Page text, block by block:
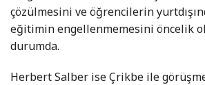
çözülmesini ve öğrencilerin
eğitimin engellenmemesini öncelik
durumda.
Herbert Salber ise Çrikbe ile